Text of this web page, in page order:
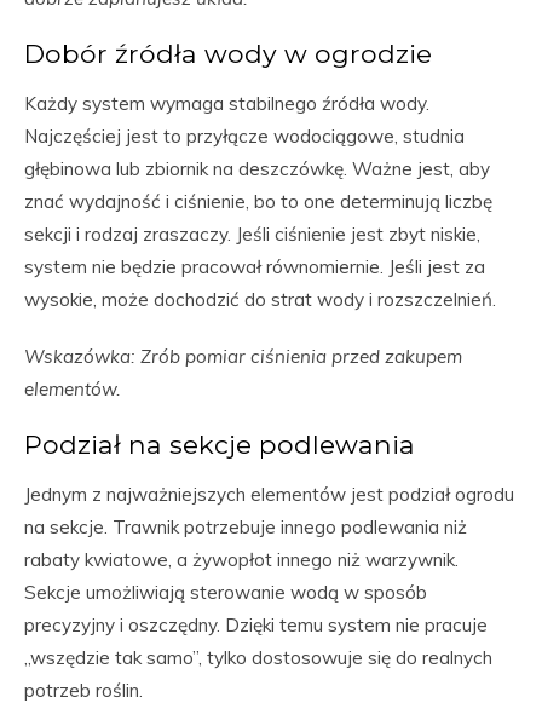
Dobór źródła wody w ogrodzie
Każdy system wymaga stabilnego źródła wody.
Najczęściej jest to przyłącze wodociągowe, studnia
głębinowa lub zbiornik na deszczówkę. Ważne jest, aby
znać wydajność i ciśnienie, bo to one determinują liczbę
sekcji i rodzaj zraszaczy. Jeśli ciśnienie jest zbyt niskie,
system nie będzie pracował równomiernie. Jeśli jest za
wysokie, może dochodzić do strat wody i rozszczelnień.
Wskazówka: Zrób pomiar ciśnienia przed zakupem
elementów.
Podział na sekcje podlewania
Jednym z najważniejszych elementów jest podział ogrodu
na sekcje. Trawnik potrzebuje innego podlewania niż
rabaty kwiatowe, a żywopłot innego niż warzywnik.
Sekcje umożliwiają sterowanie wodą w sposób
precyzyjny i oszczędny. Dzięki temu system nie pracuje
„wszędzie tak samo”, tylko dostosowuje się do realnych
potrzeb roślin.